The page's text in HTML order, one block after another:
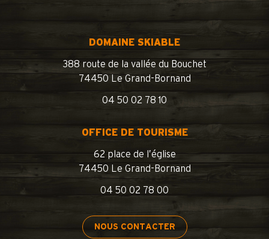
DOMAINE SKIABLE
388 route de la vallée du Bouchet
74450 Le Grand-Bornand
04 50 02 78 10
OFFICE DE TOURISME
62 place de l’église
74450 Le Grand-Bornand
04 50 02 78 00
NOUS CONTACTER